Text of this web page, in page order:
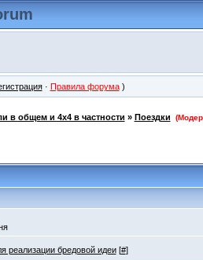
· Правила форума)
в общем и 4x4 в частности » Поездки
реализации бредовой идеи[#]